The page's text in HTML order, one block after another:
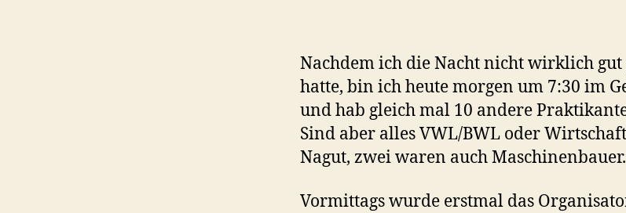
Nachdem ich die Nacht nicht wirklich gut
hatte, bin ich heute morgen um 7:30 im
und hab gleich mal 10 andere
Sind aber alles VWL/BWL oder
Nagut, zwei waren auch Maschinenbauer.
Vormittags wurde erstmal das